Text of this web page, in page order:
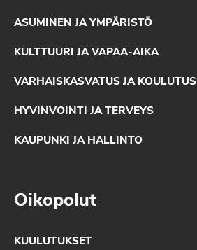
ASUMINEN JA YMPÄRISTÖ
KULTTUURI JA VAPAA-AIKA
VARHAISKASVATUS JA KOULUTUS
HYVINVOINTI JA TERVEYS
KAUPUNKI JA HALLINTO
Oikopolut
KUULUTUKSET